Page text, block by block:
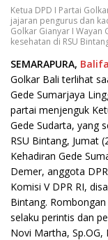
Ketua DPD I Partai
jajaran pengurus dan
Golkar Gianyar I Wayan
kesehatan di RSU
SEMARAPURA,
Golkar Bali terlihat
Gede Sumarjaya
partai menjenguk
Gede Sudarta, yang
RSU Bintang, Jumat
Kehadiran Gede
Demer, anggota
Komisi V DPR RI,
Bintang.
selaku perintis dan
Novi Martha, Sp.OG,